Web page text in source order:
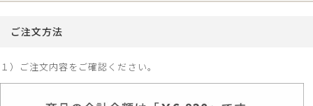
ご注文方法
１）ご注文内容をご確認ください。